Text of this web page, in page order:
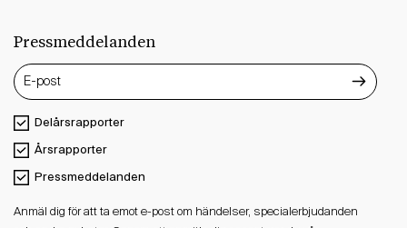
Pressmeddelanden
Delårsrapporter
Årsrapporter
Pressmeddelanden
Anmäl dig för att ta emot e-post om händelser, specialerbjudanden